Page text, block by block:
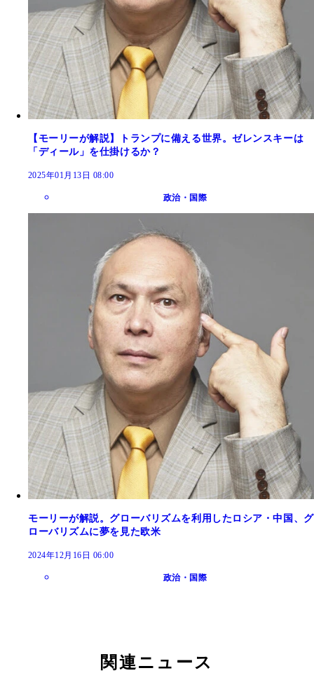
【モーリーが解説】トランプに備える世界。ゼレンスキーは
「ディール」を仕掛けるか？
2025年01月13日 08:00
政治・国際
モーリーが解説。グローバリズムを利用したロシア・中国、グ
ローバリズムに夢を見た欧米
2024年12月16日 06:00
政治・国際
関連ニュース